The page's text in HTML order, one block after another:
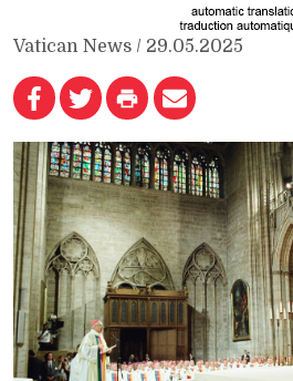
Vatican News / 29.05.2025